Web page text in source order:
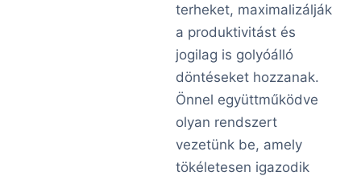
terheket, maximalizálják
a produktivitást és
jogilag is golyóálló
döntéseket hozzanak.
Önnel együttműködve
olyan rendszert
vezetünk be, amely
tökéletesen igazodik